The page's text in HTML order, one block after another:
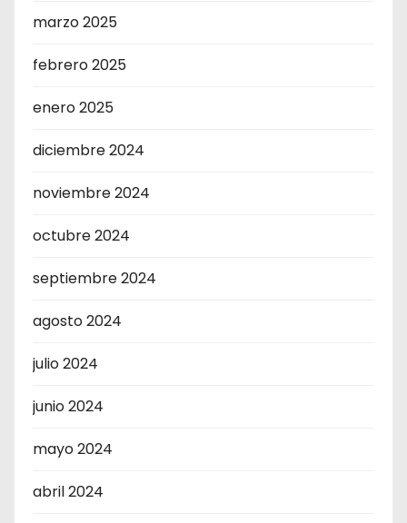
marzo 2025
febrero 2025
enero 2025
diciembre 2024
noviembre 2024
octubre 2024
septiembre 2024
agosto 2024
julio 2024
junio 2024
mayo 2024
abril 2024